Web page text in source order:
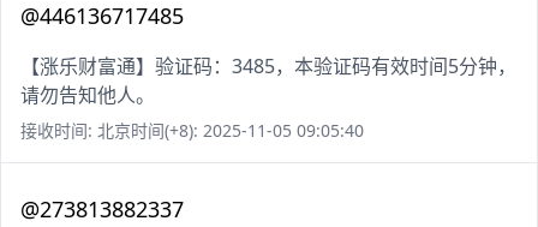
@446136717485
【涨乐财富通】验证码：3485，本验证码有效时间5分钟，
请勿告知他人。
接收时间: 北京时间(+8): 2025-11-05 09:05:40
@273813882337